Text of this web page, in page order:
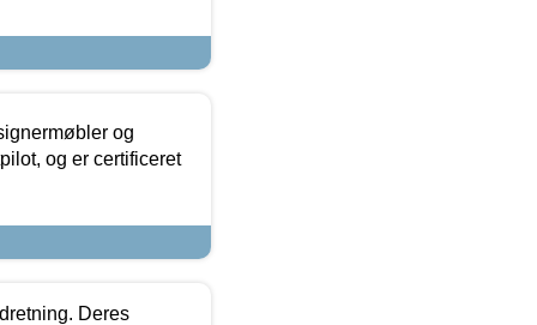
og
og er certificeret
Deres